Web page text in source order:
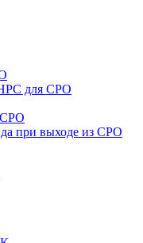
НРС для СРО
СРО
при выходе из СРО